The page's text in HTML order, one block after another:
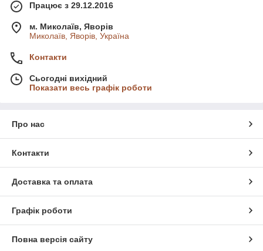
Працює з 29.12.2016
м. Миколаїв, Яворів
Миколаїв, Яворів, Україна
Контакти
Сьогодні вихідний
Показати весь графік роботи
Про нас
Контакти
Доставка та оплата
Графік роботи
Повна версія сайту